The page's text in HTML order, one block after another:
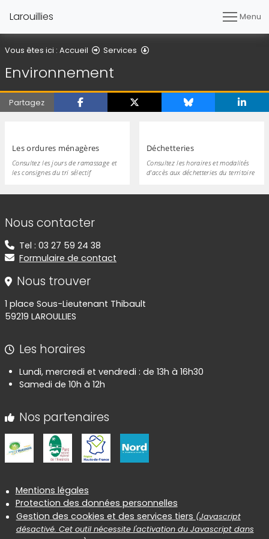
Larouillies Menu
Vous êtes ici : Accueil Services
Environnement
Partagez
Les ordures ménagères
Consultez les jours de ramassage et
les consignes du tri sélectif
Déchetteries
Consultez les horaires et modalités
d'accès aux déchetteries du territoire
Informations de contact
Nous contacter
Tel : 03 27 59 24 38
Formulaire de contact
Nous trouver
1 place Sous-Lieutenant Thibault
59219 LAROULLIES
Les horaires
Lundi, mercredi et vendredi : de 13h à 16h30
Samedi de 10h à 12h
Nos partenaires
Informations réglementaires
Mentions légales
Protection des données personnelles
Gestion des cookies et des services tiers (Javascript
désactivé. Cet outil nécessite l'activation du Javascript dans